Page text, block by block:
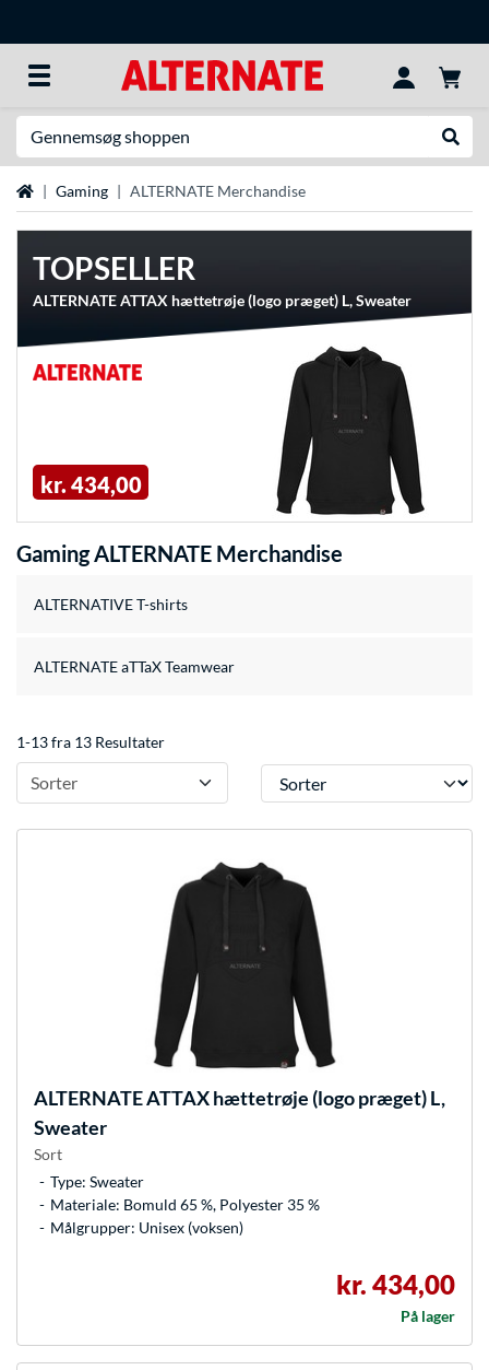
StartsideGaming ALTERNATE Merchandise
TOPSELLER
ALTERNATE ATTAX hættetrøje (logo præget) L, Sweater
kr. 434,00
Gaming ALTERNATE Merchandise
ALTERNATIVE T-shirts
ALTERNATE aTTaX Teamwear
1-13 fra 13 Resultater
Sorter Sorter
ALTERNATEATTAX hættetrøje (logo præget) L,
Sweater
Sort
Type: Sweater
Materiale: Bomuld 65 %, Polyester 35 %
Målgrupper: Unisex (voksen)
kr. 434,00
På lager